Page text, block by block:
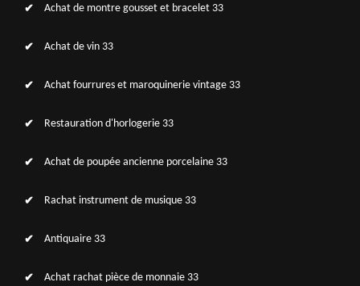
Achat de montre gousset et bracelet 33
Achat de vin 33
Achat fourrures et maroquinerie vintage 33
Restauration d'horlogerie 33
Achat de poupée ancienne porcelaine 33
Rachat instrument de musique 33
Antiquaire 33
Achat rachat pièce de monnaie 33